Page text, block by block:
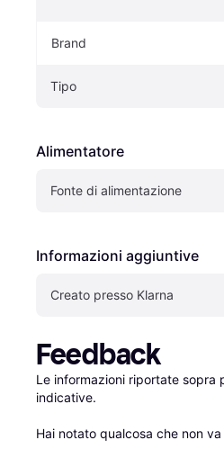
Brand
Tipo
Alimentatore
Fonte di alimentazione
Informazioni aggiuntive
Creato presso Klarna
Feedback
Le informazioni riportate sopra
indicative.
Hai notato qualcosa che non